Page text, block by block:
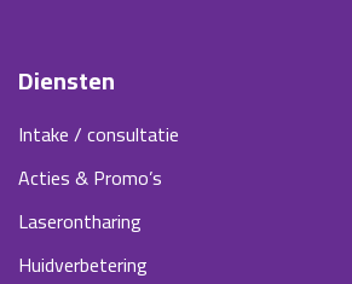
Diensten
Intake / consultatie
Acties & Promo’s
Laserontharing
Huidverbetering